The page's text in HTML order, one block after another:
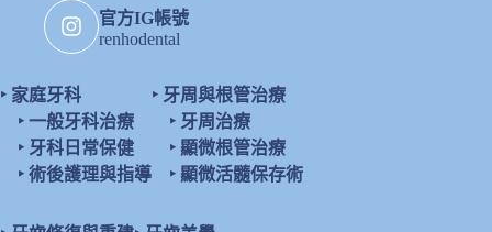
官方IG帳號
renhodental
‣ 家庭牙科
‣ 一般牙科治療
‣ 牙科日常保健
‣ 術後護理與指導
‣ 牙周與根管治療
‣ 牙周治療
‣ 顯微根管治療
‣ 顯微活髓保存術